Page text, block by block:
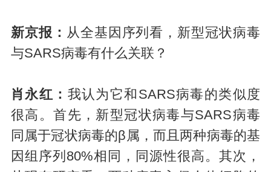
新京报： 从全基因序列看，新型冠状病毒
与SARS病毒有什么关联？
肖永红： 我认为它和SARS病毒的类似度
很高。首先，新型冠状病毒与SARS病毒
同属于冠状病毒的β属，而且两种病毒的基
因组序列80%相同，同源性很高。其次，